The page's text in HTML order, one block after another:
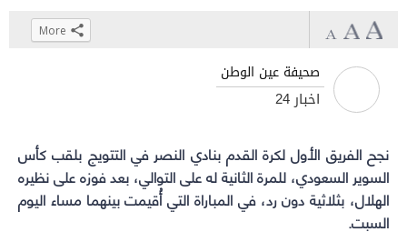
صحيفة عين الوطن
أخبار 24
نجح الفريق الأول لكرة القدم بنادي النصر في التتويج بلقب كأس
السوير السعودي، للمرة الثانية له على التوالي، بعد فوزه على نظيره
الهلال، بثلاثية دون رد، في المباراة التي أُقيمت بينهما مساء اليوم
السبت.
(Opens
in
new
(Opens
in
new
(Opens
in
new
Click
(Opens
in
new
More